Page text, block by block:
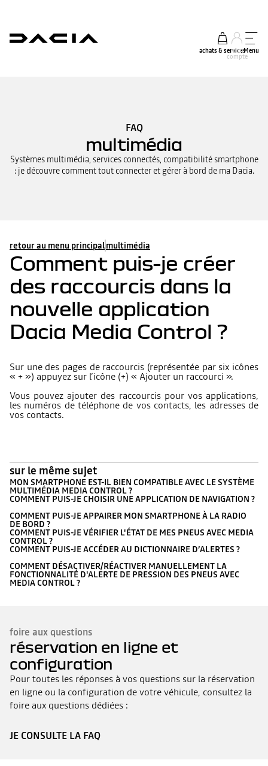
achats & services
mon
compte
Menu
FAQ
multimédia
Systèmes multimédia, services connectés, compatibilité smartphone
: je découvre comment tout connecter et gérer à bord de ma Dacia.
retour au menu principalmultimédia
Comment puis-je créer
des raccourcis dans la
nouvelle application
Dacia Media Control ?
Sur une des pages de raccourcis (représentée par six icônes
« + ») appuyez sur l’icône (+) « Ajouter un raccourci ».
Vous pouvez ajouter des raccourcis pour vos applications,
les numéros de téléphone de vos contacts, les adresses de
vos contacts.
sur le même sujet
MON SMARTPHONE EST-IL BIEN COMPATIBLE AVEC LE SYSTÈME
MULTIMÉDIA MEDIA CONTROL ?
COMMENT PUIS-JE CHOISIR UNE APPLICATION DE NAVIGATION ?
COMMENT PUIS-JE APPAIRER MON SMARTPHONE À LA RADIO
DE BORD ?
COMMENT PUIS-JE VÉRIFIER L'ÉTAT DE MES PNEUS AVEC MEDIA
CONTROL ?
COMMENT PUIS-JE ACCÉDER AU DICTIONNAIRE D’ALERTES ?
COMMENT DÉSACTIVER/RÉACTIVER MANUELLEMENT LA
FONCTIONNALITÉ D'ALERTE DE PRESSION DES PNEUS AVEC
MEDIA CONTROL ?
foire aux questions
réservation en ligne et
configuration
Pour toutes les réponses à vos questions sur la réservation
en ligne ou la configuration de votre véhicule, consultez la
foire aux questions dédiées :
JE CONSULTE LA FAQ